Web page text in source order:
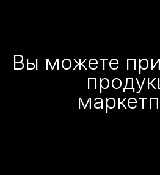
Вы можете